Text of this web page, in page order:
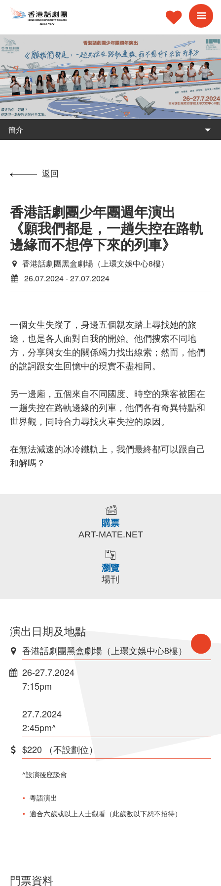
簡介
返回
香港話劇團少年團週年演出
《願我們都是，一趟失控在路軌
邊緣而不想停下來的列車》
香港話劇團黑盒劇場（上環文娛中心8樓）
26.07.2024 - 27.07.2024
一個女生失蹤了，身邊五個親友踏上尋找她的旅
途，也是各人面對自我的開始。他們搜索不同地
方，分享與女生的關係竭力找出線索；然而，他們
的說詞跟女生回憶中的現實不盡相同。
另一邊廂，五個來自不同國度、時空的乘客被困在
一趟失控在路軌邊緣的列車，他們各有奇異特點和
世界觀，同時合力尋找火車失控的原因。
在無法減速的冰冷鐵軌上，我們最終都可以跟自己
和解嗎？
購票
ART-MATE.NET
瀏覽
場刊
演出日期及地點
香港話劇團黑盒劇場（上環文娛中心8樓）
26-27.7.2024
7:15pm
27.7.2024
2:45pm^
$220 （不設劃位）
^設演後座談會
粵語演出
適合六歲或以上人士觀看（此歲數以下恕不招待）
門票資料